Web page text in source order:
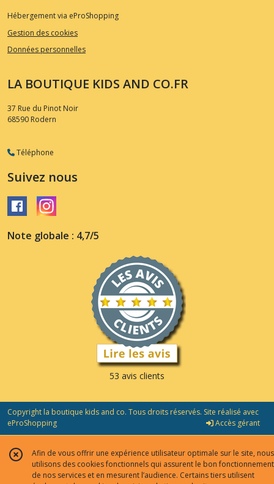
Hébergement via eProShopping
Gestion des cookies
Données personnelles
LA BOUTIQUE KIDS AND CO.FR
37 Rue du Pinot Noir
68590 Rodern
Téléphone
Suivez nous
Note globale : 4,7/5
53 avis clients
Copyright la boutique kids and co. Tous droits réservés. Site réalisé avec
eProShopping
Accès gérant
Afin de vous offrir une expérience utilisateur optimale sur le site, nous
utilisons des cookies fonctionnels qui assurent le bon fonctionnement
de nos services et en mesurent l’audience. Certains tiers utilisent